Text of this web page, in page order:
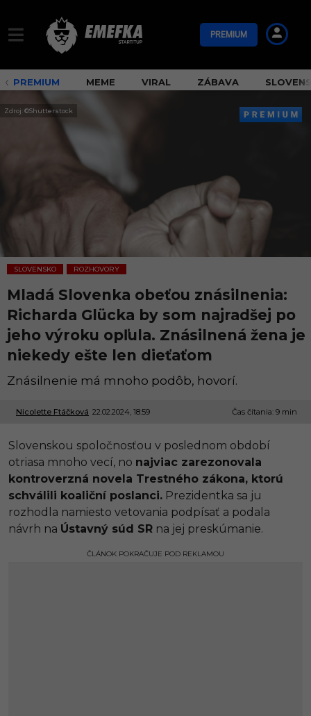
PREMIUM
PREMIUM MEME VIRAL ZÁBAVA
Zdroj: ©Shutterstock
SLOVENSKO
,
ROZHOVORY
Mladá Slovenka obeťou znásilnenia:
Richarda Glücka by som najradšej po
jeho výroku opľula. Znásilnená žena je
niekedy ešte len dieťaťom
Znásilnenie má mnoho podôb, hovorí.
Nicolette Ftáčková 22.02.2024, 18:59
2
0
.
2
0
2
4
1
:
Čas čítania: 9 min
Slovenskou spoločnosťou v poslednom období
otriasa mnoho vecí, no najviac zarezonovala
kontroverzná novela Trestného zákona, ktorú
schválili koaliční poslanci. Prezidentka sa ju
rozhodla namiesto vetovania podpísať a podala
návrh na Ústavný súd SR na jej preskúmanie.
ČLÁNOK POKRAČUJE POD REKLAMOU